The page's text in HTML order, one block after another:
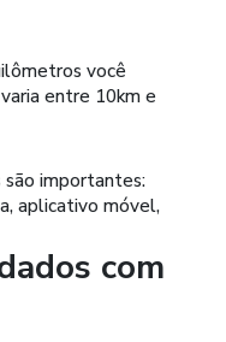
você
entre 10km e
são importantes:
aplicativo móvel,
com